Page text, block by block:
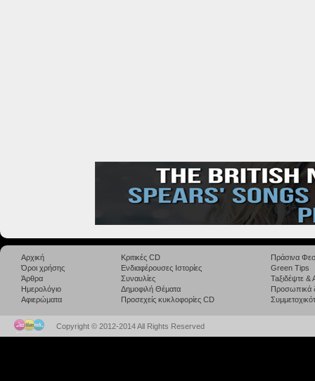
Αρχική
Όροι χρήσης
Άρθρα
Ημερολόγιο
Αφιερώματα
Κριτικές CD
Ενδιαφέρουσες Ιστορίες
Συναυλίες
Δημοφιλή Θέματα
Προσεχείς κυκλοφορίες CD
Πράσινα
Green Tips
Taξιδέψτε
Προσωπικά
Copyright © 2012-2014 All Rights Reserved